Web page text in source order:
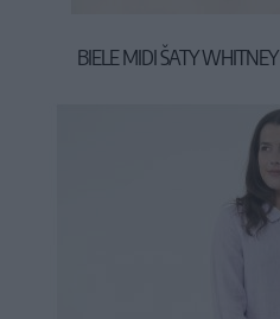
BIELE MIDI ŠATY